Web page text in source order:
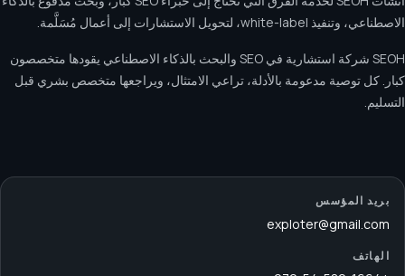
الاصطناعي، وتنفيذ white-label، لتحويل الاستشارات إلى أعمال مُسَلَّمة.
SEOH شركة استشارية في SEO والبحث بالذكاء الاصطناعي يقودها متخصصون
كبار. كل توصية مدعومة بالأدلة، تراعي الامتثال، ويراجعها متخصص بشري قبل
التسليم.
بريد المؤسس
exploter@gmail.com
الهاتف